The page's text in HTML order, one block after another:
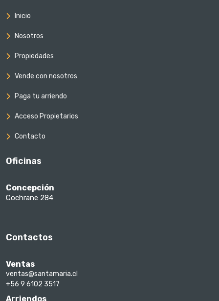
Inicio
Nosotros
Propiedades
Vende con nosotros
Paga tu arriendo
Acceso Propietarios
Contacto
Oficinas
Concepción
Cochrane 284
Contactos
Ventas
ventas@santamaria.cl
+56 9 6102 3517
Arriendos